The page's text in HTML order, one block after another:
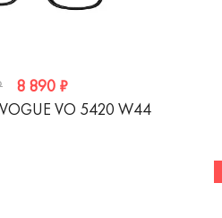
8 890 ₽
VO 5420 W44